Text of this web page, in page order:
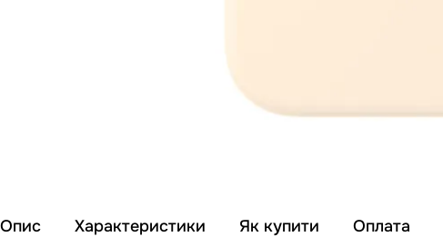
Опис Характеристики Як купити Оплата